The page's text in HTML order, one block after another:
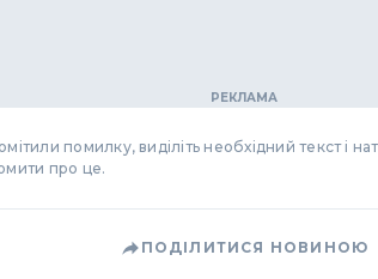
помилку, виділіть необхідний текст і
про це.
ПОДІЛИТИСЯ НОВИНОЮ